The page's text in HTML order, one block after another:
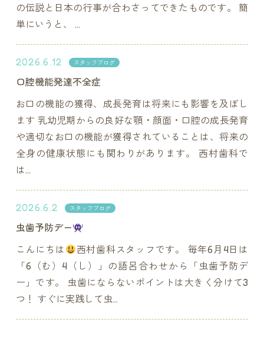
の伝説と日本の行事が合わさってできたものです。 簡
単にいうと、 ...
2026.6.12 スタッフブログ
口腔機能発達不全症
お口の機能の獲得、成長発育は将来にも影響を及ぼし
ます 乳幼児期からの良好な顎・顔面・口腔の成長発育
や適切なお口の機能が獲得されていることは、将来の
全身の健康状態にも関わりがあります。 西村歯科で
は...
2026.6.2 スタッフブログ
虫歯予防デー
こんにちは
西村歯科スタッフです。 毎年6月4日は
「6（む）4（し）」の語呂合わせから「虫歯予防デ
ー」です。 虫歯にならないポイントは大きく分けて3
つ！ すぐに実践して虫...